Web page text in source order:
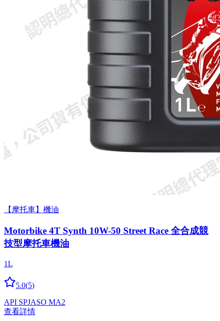
【摩托車】機油
Motorbike 4T Synth 10W-50 Street Race 全合成競
技型摩托車機油
1L
5.0(5)
API SPJASO MA2
查看詳情